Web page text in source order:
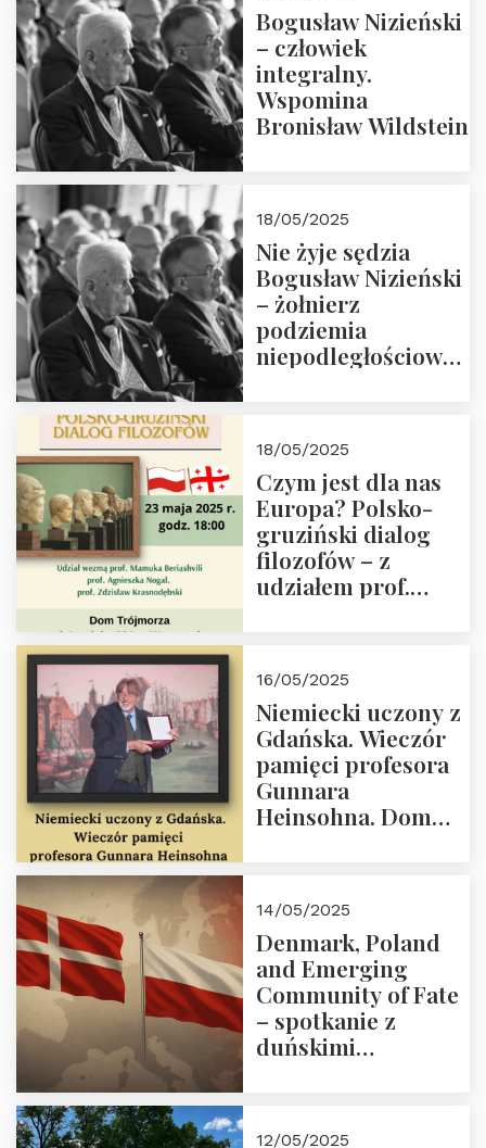
Bogusław Nizieński
– człowiek
integralny.
Wspomina
Bronisław Wildstein
18/05/2025
Nie żyje sędzia
Bogusław Nizieński
– żołnierz
podziemia
niepodległościowego
społeczny, członek
Kapituły Nagrody
im. Prezydenta
Lecha
Kaczyńskiego.
Wielki autorytet.
18/05/2025
Czym jest dla nas
Europa? Polsko-
gruziński dialog
filozofów – z
udziałem prof.
Dom Trójmorza 23
maja 2025 r. godz.
18:00.
16/05/2025
Niemiecki uczony z
Gdańska. Wieczór
pamięci profesora
Gunnara
Heinsohna. Dom
14/05/2025
Denmark, Poland
and Emerging
Community of Fate
– spotkanie z
duńskimi
12/05/2025